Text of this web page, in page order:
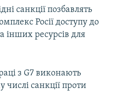
санкції позбавлять
Росії доступу до
інших ресурсів для
з G7 виконають
числі санкції проти